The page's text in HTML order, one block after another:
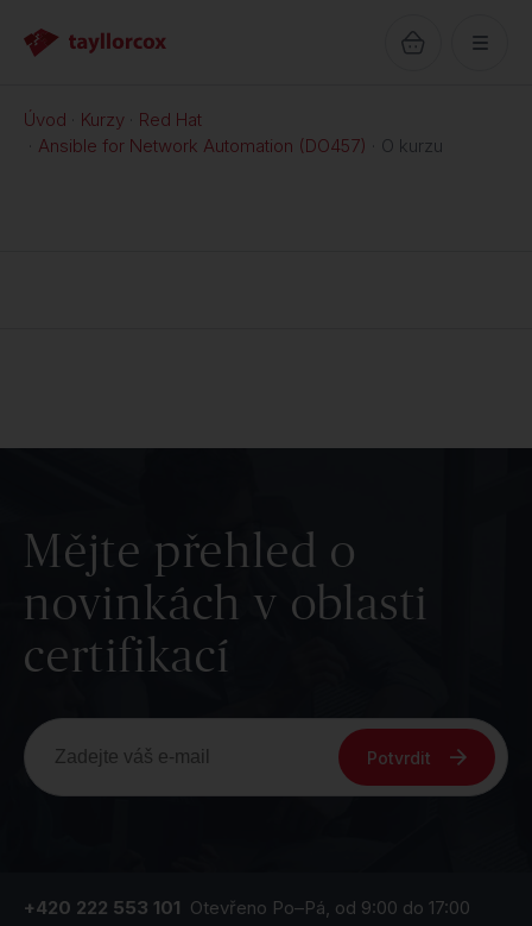
Úvod Kurzy
Red Hat
Ansible for Network Automation (DO457)
O kurzu
Mějte přehled o
novinkách v oblasti
certifikací
Potvrdit
+420 222 553 101 Otevřeno Po–Pá, od 9:00 do 17:00